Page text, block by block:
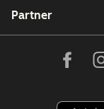
Partner